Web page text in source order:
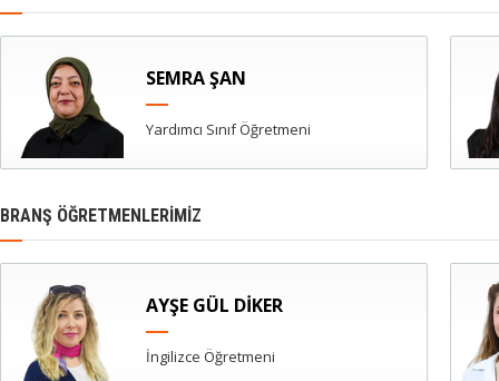
SEMRA ŞAN
Yardımcı Sınıf Öğretmeni
BRANŞ ÖĞRETMENLERİMİZ
AYŞE GÜL DİKER
İngilizce Öğretmeni